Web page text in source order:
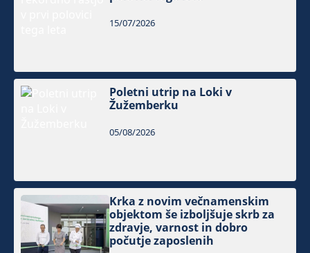
15/07/2026
Poletni utrip na Loki v
Žužemberku
05/08/2026
Krka z novim večnamenskim
objektom še izboljšuje skrb za
zdravje, varnost in dobro
počutje zaposlenih